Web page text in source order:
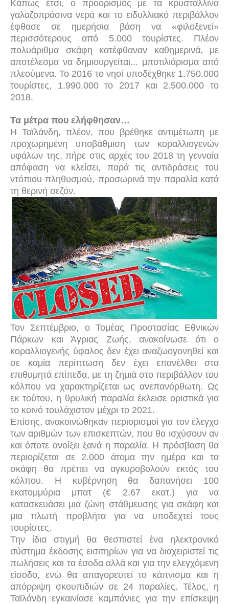
Κάπως έτσι, ο προορισμός με τα κρυστάλλινα
γαλαζοπράσινα νερά και το ειδυλλιακό περιβάλλον
έφθασε σε ημερήσια βάση να «φιλοξενεί»
περισσότερους από 5.000 τουρίστες. Πλέον
πολυάριθμα σκάφη κατέφθαναν καθημερινά, με
αποτέλεσμα να δημιουργείται... μποτιλιάρισμα από
πλεούμενα. Το 2016 το νησί υποδέχθηκε 1.750.000
τουρίστες, 1.990.000 το 2017 και 2.500.000 το
2018.
Τα μέτρα που ελήφθησαν…
Η Ταϊλάνδη, πλέον, που βρέθηκε αντιμέτωπη με
προχωρημένη υποβάθμιση των κοραλλιογενών
υφάλων της, πήρε στις αρχές του 2018 τη γενναία
απόφαση να κλείσει, παρά τις αντιδράσεις του
ντόπιου πληθυσμού, προσωρινά την παραλία κατά
τη θερινή σεζόν.
Τον Σεπτέμβριο, ο Τομέας Προστασίας Εθνικών
Πάρκων και Άγριας Ζωής, ανακοίνωσε ότι ο
κοραλλιογενής ύφαλος δεν έχει αναζωογονηθεί και
σε καμία περίπτωση δεν έχει επανέλθει στα
επιθυμητά επίπεδα, με τη ζημιά στο περιβάλλον του
κόλπου να χαρακτηρίζεται ως ανεπανόρθωτη. Ως
εκ τούτου, η θρυλική παραλία έκλεισε οριστικά για
το κοινό τουλάχιστον μέχρι το 2021.
Επίσης, ανακοινώθηκαν περιορισμοί για τον έλεγχο
των αριθμών των επισκεπτών, που θα ισχύσουν αν
και όποτε ανοίξει ξανά η παραλία. Η πρόσβαση θα
περιορίζεται σε 2.000 άτομα την ημέρα και τα
σκάφη θα πρέπει να αγκυροβολούν εκτός του
κόλπου. Η κυβέρνηση θα δαπανήσει 100
εκατομμύρια μπατ (€ 2,67 εκατ.) για να
κατασκευάσει μια ζώνη στάθμευσης για σκάφη και
μια πλωτή προβλήτα για να υποδεχτεί τους
τουρίστες.
Την ίδια στιγμή θα θεσπιστεί ένα ηλεκτρονικό
σύστημα έκδοσης εισιτηρίων για να διαχειριστεί τις
πωλήσεις και τα έσοδα αλλά και για την ελεγχόμενη
είσοδο, ενώ θα απαγορευτεί το κάπνισμα και η
απόρριψη σκουπιδιών σε 24 παραλίες. Τέλος, η
Ταϊλάνδη εγκαινίασε καμπάνιες για την επίσκεψη